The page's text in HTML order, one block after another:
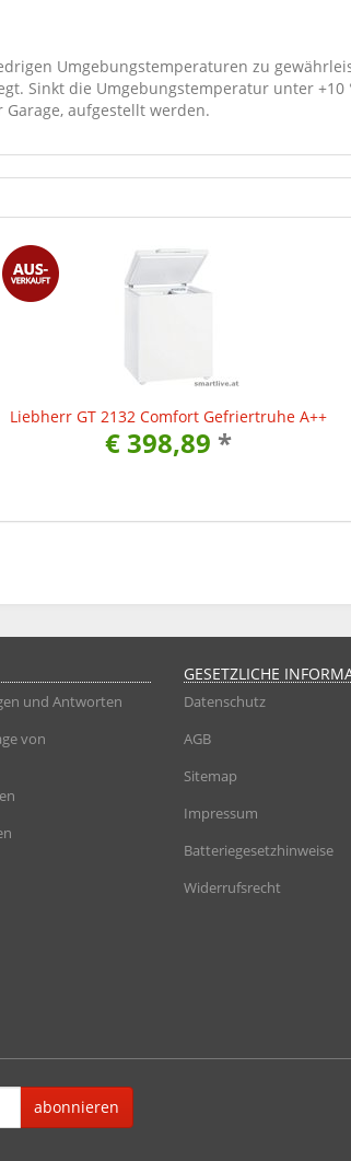
Umgebungstemperaturen zu
Sinkt die Umgebungstemperatur unter
aufgestellt werden.
Liebherr GT 2132 Comfort Gefriertruhe A++
€ 398,89 *
und Antworten
von
GESETZLICHE
Datenschutz
AGB
Sitemap
Impressum
Batteriegesetzhinweise
Widerrufsrecht
abonnieren